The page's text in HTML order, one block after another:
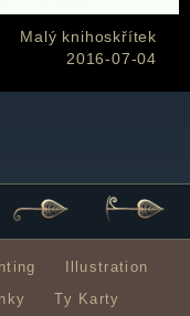
Malý knihoskřítek
2016-07-04
Illustration
Ty Karty